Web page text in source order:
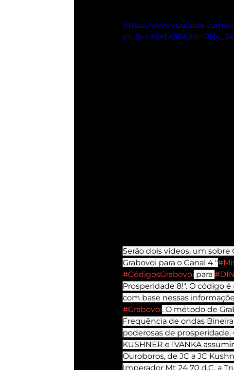
https://www.youtube.com/
Serão dois vídeos, um
Grabovoi para o Canal 4 "
#CódigosGrabovoi para
Prosperidade 8!". O código
com base nessas
#Grabovoi. O método de
Frequência de ondas
poderosas de
KUSHNER e IVANKA
Ouroboros, de JC a JC
Imperador Mt 24 70 d.C. a